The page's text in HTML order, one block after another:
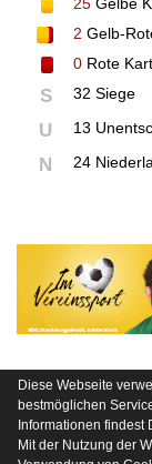
2 Gelb-
0 Rote
S 32 Siege
U 13
N 24
Diese Webseite
bestmöglichen
Informationen findest
Mit der Nutzung der